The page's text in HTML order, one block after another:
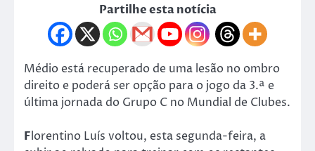
Partilhe esta notícia
Médio está recuperado de uma lesão no ombro
direito e poderá ser opção para o jogo da 3.ª e
última jornada do Grupo C no Mundial de Clubes.
Florentino Luís voltou, esta segunda-feira, a